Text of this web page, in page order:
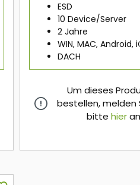
ESD
10 Device/Server
2 Jahre
WIN, MAC, Android,
DACH
Um dieses
bestellen, melden
bitte hier